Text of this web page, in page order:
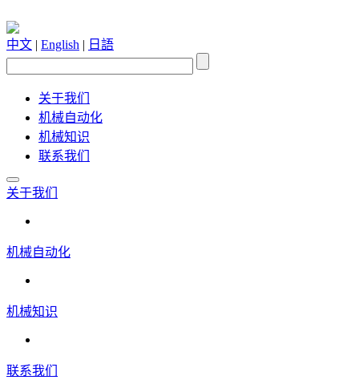
中文 | English | 日語
关于我们
机械自动化
机械知识
联系我们
关于我们
机械自动化
机械知识
联系我们